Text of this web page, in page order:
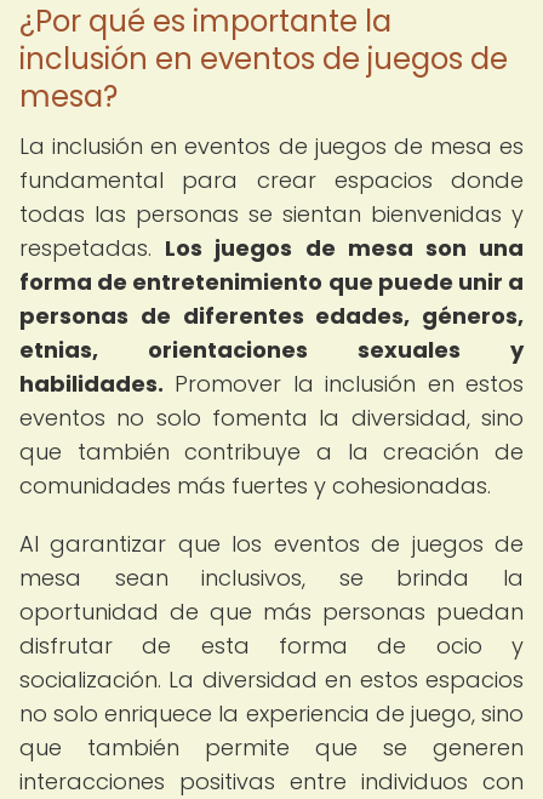
¿Por qué es importante la
inclusión en eventos de juegos de
mesa?
La inclusión en eventos de juegos de mesa es
fundamental para crear espacios donde
todas las personas se sientan bienvenidas y
respetadas. Los juegos de mesa son una
forma de entretenimiento que puede unir a
personas de diferentes edades, géneros,
etnias, orientaciones sexuales y
habilidades. Promover la inclusión en estos
eventos no solo fomenta la diversidad, sino
que también contribuye a la creación de
comunidades más fuertes y cohesionadas.
Al garantizar que los eventos de juegos de
mesa sean inclusivos, se brinda la
oportunidad de que más personas puedan
disfrutar de esta forma de ocio y
socialización. La diversidad en estos espacios
no solo enriquece la experiencia de juego, sino
que también permite que se generen
interacciones positivas entre individuos con